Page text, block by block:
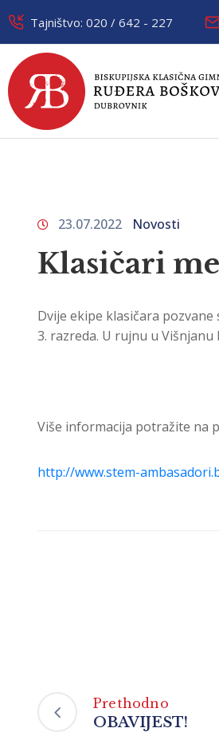
Tajništvo: 020 / 642 - 227
23.07.2022 Novosti
Klasičari
Dvije ekipe klasičara
3. razreda. U rujnu u
Više informacija potražite na
http://www.stem-
Prethodno
OBAVIJEST!